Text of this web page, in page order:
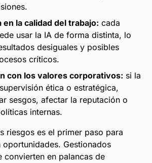
la calidad del trabajo: cada
usar la IA de forma distinta, lo
desiguales y posibles
críticos.
con los valores corporativos: si la
ética o estratégica,
sesgos, afectar la reputación o
internas.
riesgos es el primer paso para
Gestionados
convierten en palancas de